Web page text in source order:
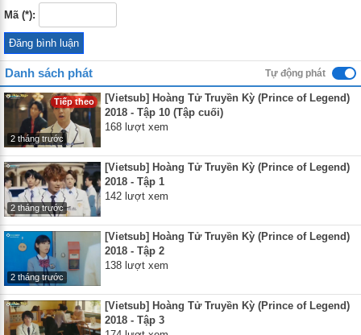
Mã (*):
Danh sách phát Tự động phát
Tiếp theo
2 tháng trước
[Vietsub] Hoàng Tử Truyền Kỳ (Prince of Legend)
2018 - Tập 10 (Tập cuối)
168 lượt xem
2 tháng trước
[Vietsub] Hoàng Tử Truyền Kỳ (Prince of Legend)
2018 - Tập 1
142 lượt xem
2 tháng trước
[Vietsub] Hoàng Tử Truyền Kỳ (Prince of Legend)
2018 - Tập 2
138 lượt xem
[Vietsub] Hoàng Tử Truyền Kỳ (Prince of Legend)
2018 - Tập 3